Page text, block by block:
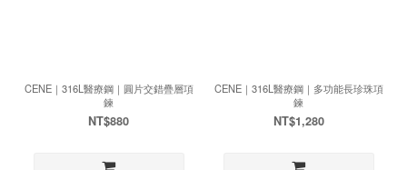
CENE｜316L醫療鋼｜圓片交錯疊層項
鍊
NT$880
CENE｜316L醫療鋼｜多功能長珍珠項
鍊
NT$1,280